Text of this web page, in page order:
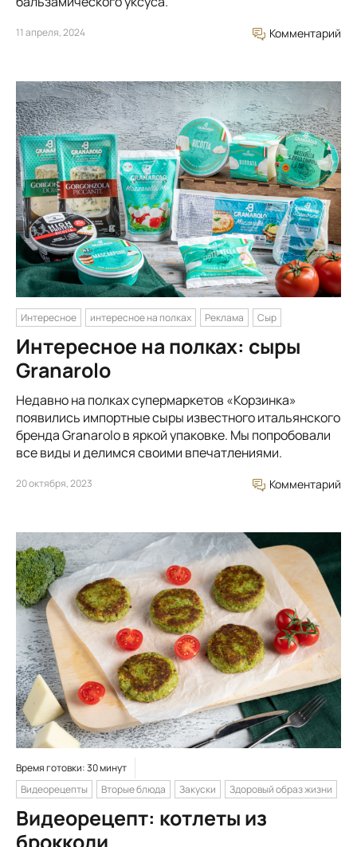
11 апреля, 2024 Комментарий
Интересное интересное на полках Реклама Сыр
Интересное на полках: сыры
Granarolo
Недавно на полках супермаркетов «Корзинка»
появились импортные сыры известного итальянского
бренда Granarolo в яркой упаковке. Мы попробовали
все виды и делимся своими впечатлениями.
20 октября, 2023 Комментарий
Время готовки: 30 минут
Видеорецепты
Вторые блюда Закуски Здоровый образ жизни
Видеорецепт: котлеты из